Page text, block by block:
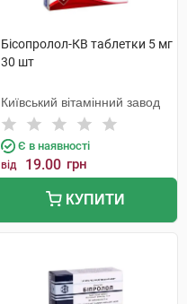
Бісопролол-КВ таблетки 5 мг
30 шт
Київський вітамінний завод
Є в наявності
від 19.00 грн
КУПИТИ